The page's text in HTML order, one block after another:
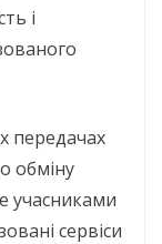
і
передачах
обміну
учасниками
сервіси